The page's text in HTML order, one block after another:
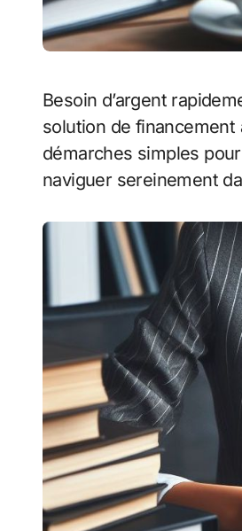
Besoin d’argent
solution de financement
démarches simples
naviguer sereinement